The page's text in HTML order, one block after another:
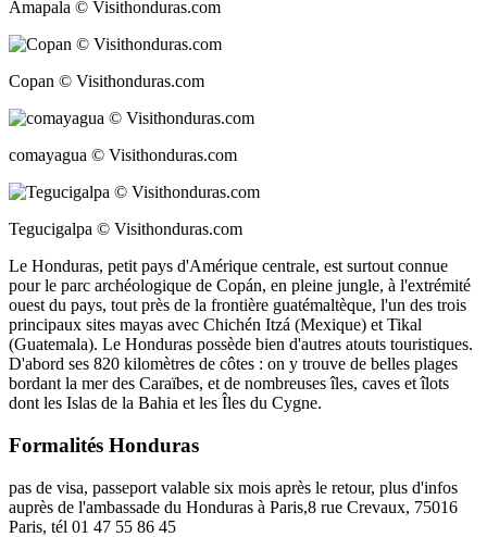
Amapala © Visithonduras.com
Copan © Visithonduras.com
comayagua © Visithonduras.com
Tegucigalpa © Visithonduras.com
Le Honduras, petit pays d'Amérique centrale, est surtout connue
pour le parc archéologique de Copán, en pleine jungle, à l'extrémité
ouest du pays, tout près de la frontière guatémaltèque, l'un des trois
principaux sites mayas avec Chichén Itzá (Mexique) et Tikal
(Guatemala). Le Honduras possède bien d'autres atouts touristiques.
D'abord ses 820 kilomètres de côtes : on y trouve de belles plages
bordant la mer des Caraïbes, et de nombreuses îles, caves et îlots
dont les Islas de la Bahia et les Îles du Cygne.
Formalités Honduras
pas de visa, passeport valable six mois après le retour, plus d'infos
auprès de l'ambassade du Honduras à Paris,8 rue Crevaux, 75016
Paris, tél 01 47 55 86 45